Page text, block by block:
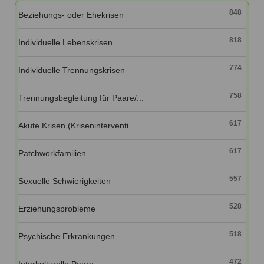
Qualitätssicherung
Familienthemen
Systemischer Ansatz
Seminare und Kurse
Information über Qualifikation
Benutzername
Passwort*
vergessen?
Sitemap
Formular zur Registrierung
Beziehungs- oder Ehekrisen 848
Individuelle Lebenskrisen 818
Individuelle Trennungskrisen 774
Trennungsbegleitung für Paare/... 758
Akute Krisen (Kriseninterventi... 617
Patchworkfamilien 617
Sexuelle Schwierigkeiten 557
Erziehungsprobleme 528
Psychische Erkrankungen 518
472